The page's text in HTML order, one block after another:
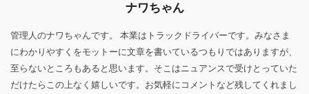
ナワちゃん
管理人のナワちゃんです。 本業はトラックドライバーです。みなさま
にわかりやすくをモットーに文章を書いているつもりではありますが、
至らないところもあると思います。そこはニュアンスで受けとっていた
だけたらこの上なく嬉しいです。お気軽にコメントなど残してくれまし